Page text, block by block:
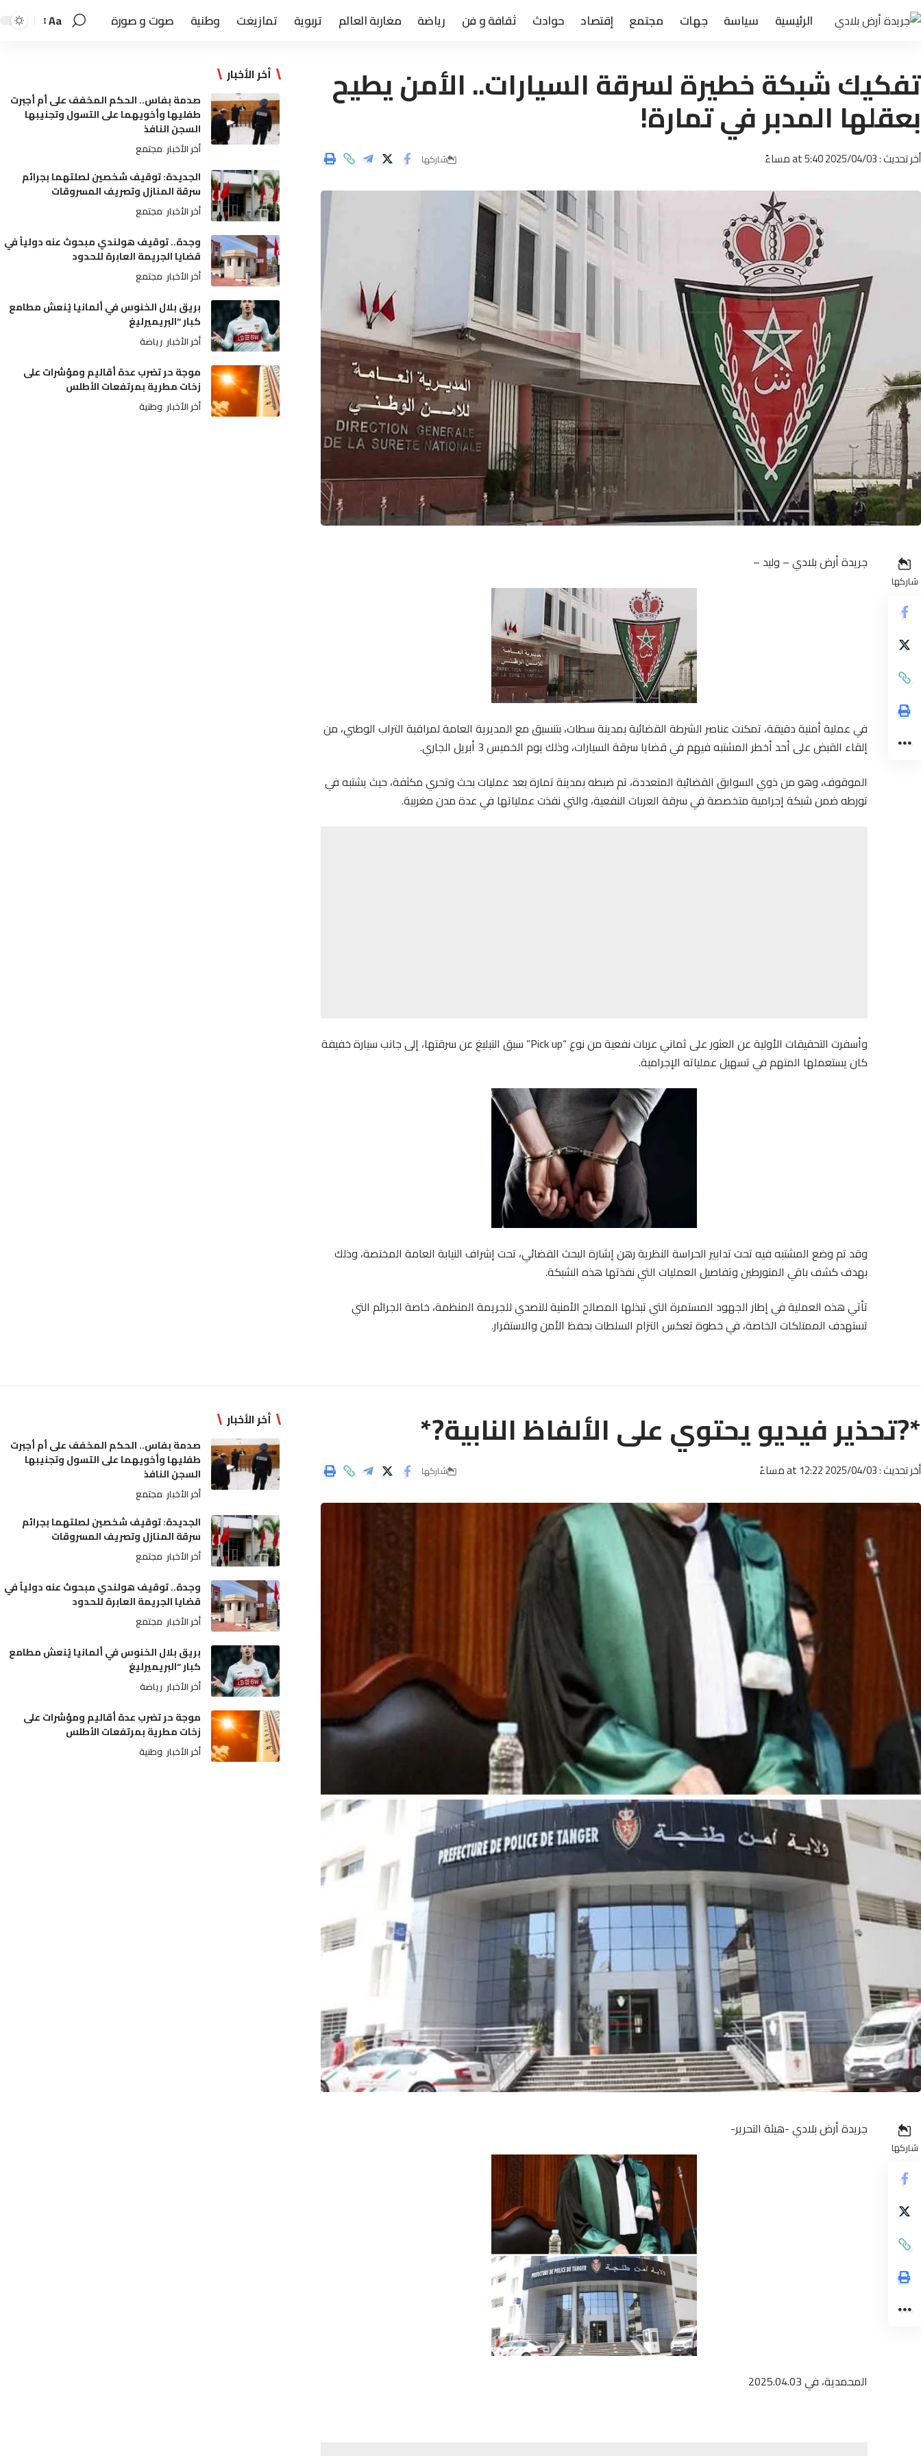
الرئيسية سياسة جهات مجتمع إقتصاد حوادث ثقافة و فن رياضة مغاربة العالم تربوية تمازيغت وطنية صوت و صورة Aa
تفكيك شبكة خطيرة لسرقة السيارات.. الأمن يطيح
بعقلها المدبر في تمارة!
أخر تحديث : 2025/04/03 at 5:40 مساءً شاركها
شاركها
جريدة أرض بلادي – وليد –
في عملية أمنية دقيقة، تمكنت عناصر الشرطة القضائية بمدينة سطات، بتنسيق مع المديرية العامة لمراقبة التراب الوطني، من
إلقاء القبض على أحد أخطر المشتبه فيهم في قضايا سرقة السيارات، وذلك يوم الخميس 3 أبريل الجاري.
الموقوف، وهو من ذوي السوابق القضائية المتعددة، تم ضبطه بمدينة تمارة بعد عمليات بحث وتحري مكثفة، حيث يشتبه في
تورطه ضمن شبكة إجرامية متخصصة في سرقة العربات النفعية، والتي نفذت عملياتها في عدة مدن مغربية.
وأسفرت التحقيقات الأولية عن العثور على ثماني عربات نفعية من نوع “Pick up” سبق التبليغ عن سرقتها، إلى جانب سيارة خفيفة
كان يستعملها المتهم في تسهيل عملياته الإجرامية.
وقد تم وضع المشتبه فيه تحت تدابير الحراسة النظرية رهن إشارة البحث القضائي، تحت إشراف النيابة العامة المختصة، وذلك
بهدف كشف باقي المتورطين وتفاصيل العمليات التي نفذتها هذه الشبكة.
تأتي هذه العملية في إطار الجهود المستمرة التي تبذلها المصالح الأمنية للتصدي للجريمة المنظمة، خاصة الجرائم التي
تستهدف الممتلكات الخاصة، في خطوة تعكس التزام السلطات بحفظ الأمن والاستقرار.
أخر الأخبار
صدمة بفاس.. الحكم المخفف على أم أجبرت
طفليها وأخويهما على التسول وتجنيبها
السجن النافذ
أخر الأخبار مجتمع
الجديدة: توقيف شخصين لصلتهما بجرائم
سرقة المنازل وتصريف المسروقات
أخر الأخبار مجتمع
وجدة.. توقيف هولندي مبحوث عنه دولياً في
قضايا الجريمة العابرة للحدود
أخر الأخبار مجتمع
بريق بلال الخنوس في ألمانيا يُنعش مطامع
كبار “البريميرليغ
أخر الأخبار رياضة
موجة حر تضرب عدة أقاليم ومؤشرات على
زخات مطرية بمرتفعات الأطلس
أخر الأخبار وطنية
*?تحذير فيديو يحتوي على الألفاظ النابية?*
أخر تحديث : 2025/04/03 at 12:22 مساءً شاركها
شاركها
جريدة أرض بلادي -هيئة التحرير-
المحمدية، في 2025.04.03
أخر الأخبار
صدمة بفاس.. الحكم المخفف على أم أجبرت
طفليها وأخويهما على التسول وتجنيبها
السجن النافذ
أخر الأخبار مجتمع
الجديدة: توقيف شخصين لصلتهما بجرائم
سرقة المنازل وتصريف المسروقات
أخر الأخبار مجتمع
وجدة.. توقيف هولندي مبحوث عنه دولياً في
قضايا الجريمة العابرة للحدود
أخر الأخبار مجتمع
بريق بلال الخنوس في ألمانيا يُنعش مطامع
كبار “البريميرليغ
أخر الأخبار رياضة
موجة حر تضرب عدة أقاليم ومؤشرات على
زخات مطرية بمرتفعات الأطلس
أخر الأخبار وطنية